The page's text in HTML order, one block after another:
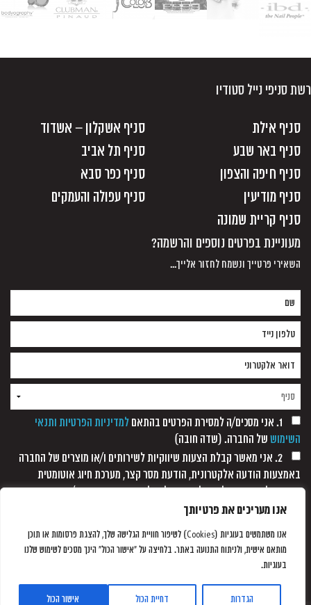
אנו מעריכים את פרטיותך
אנו משתמשים בעוגיות (Cookies) לשיפור חוויית הגלישה שלך, להצגת פרסומות או תוכן
מותאם אישית, ולניתוח התנועה באתר. בלחיצה על "אישור הכול" הינך מסכים לשימוש שלנו
בעוגיות.
הגדרות דחיית הכול אישור הכול
רשת סניפי נייל סטודיו
סניף אילת
סניף אשקלון – אשדוד
סניף באר שבע
סניף תל אביב
סניף חיפה והצפון
סניף כפר סבא
סניף מודיעין
סניף עפולה והעמקים
סניף קריית שמונה
מעוניינת בפרטים נוספים והרשמה?
השאירי פרטייך ונשמח לחזור אלייך...
1. אני מסכים/ה למסירת הפרטים בהתאם
למדיניות הפרטיות ותנאי
השימוש של החברה. (שדה חובה)
2. אני מאשר קבלת הצעות שיווקיות לשירותים ו/או מוצרים של החברה
באמצעות הודעה אלקטרונית, הודעת מסר קצר, מערכת חיוג אוטומטית
ופקסימיליה, וזאת כל עוד לא נתקבלה כל הודעה אחרת ממני/